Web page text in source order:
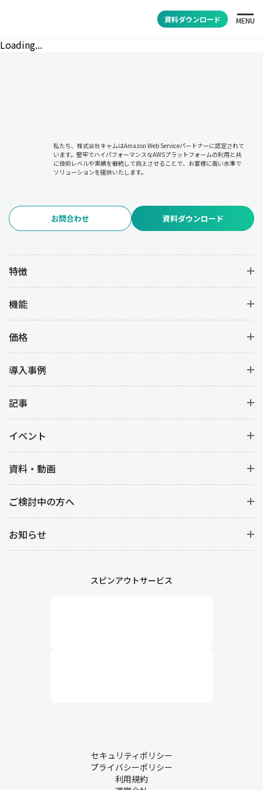
資料ダウンロード MENU
Loading...
私たち、株式会社キャムはAmazon Web Serviceパートナーに認定されて
います。堅牢でハイパフォーマンスなAWSプラットフォームの利用と共
に技術レベルや実績を継続して向上させることで、お客様に高い水準で
ソリューションを提供いたします。
お問合わせ 資料ダウンロード
特徴
機能
価格
導入事例
記事
イベント
資料・動画
ご検討中の方へ
お知らせ
スピンアウトサービス
セキュリティポリシー
プライバシーポリシー
利用規約